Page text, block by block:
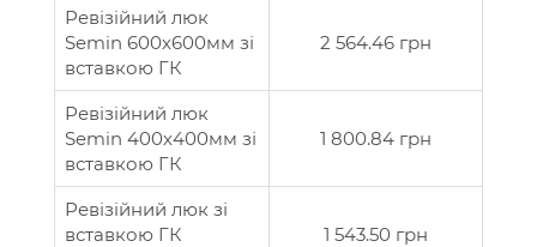
Ревізійний люк
Semin 600х600мм зі
вставкою ГК
2 564.46 грн
Ревізійний люк
Semin 400х400мм зі
вставкою ГК
1 800.84 грн
Ревізійний люк зі
вставкою ГК
1 543.50 грн